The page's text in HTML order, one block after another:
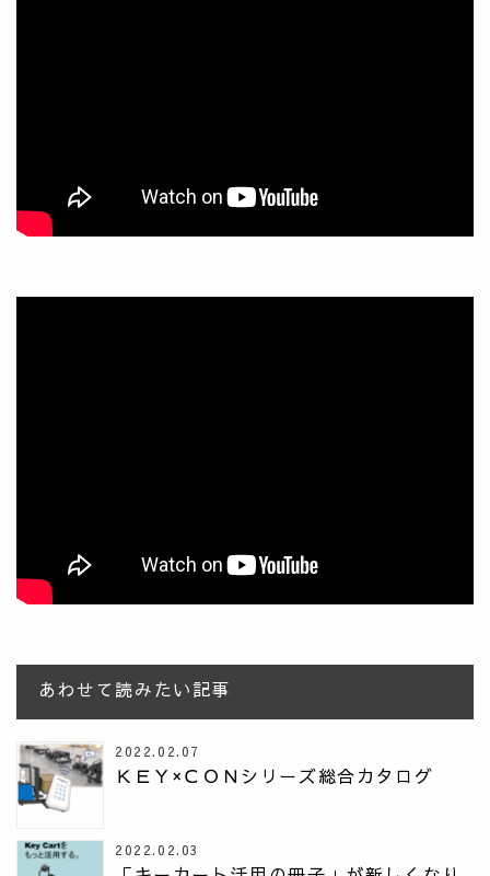
あわせて読みたい記事
2022.02.07
ＫＥＹ×ＣＯＮシリーズ総合カタログ
2022.02.03